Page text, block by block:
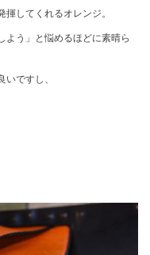
してくれるオレンジ。
よう」と悩めるほどに素晴ら
ですし、